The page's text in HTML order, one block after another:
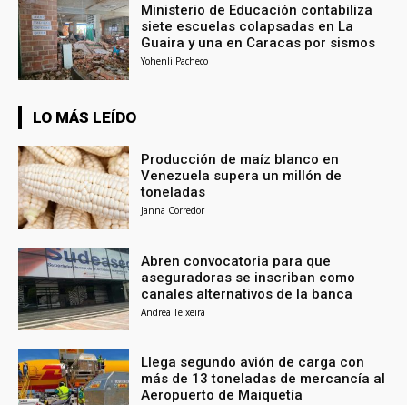
Ministerio de Educación contabiliza
siete escuelas colapsadas en La
Guaira y una en Caracas por sismos
Yohenli Pacheco
LO MÁS LEÍDO
Producción de maíz blanco en
Venezuela supera un millón de
toneladas
Janna Corredor
Abren convocatoria para que
aseguradoras se inscriban como
canales alternativos de la banca
Andrea Teixeira
Llega segundo avión de carga con
más de 13 toneladas de mercancía al
Aeropuerto de Maiquetía